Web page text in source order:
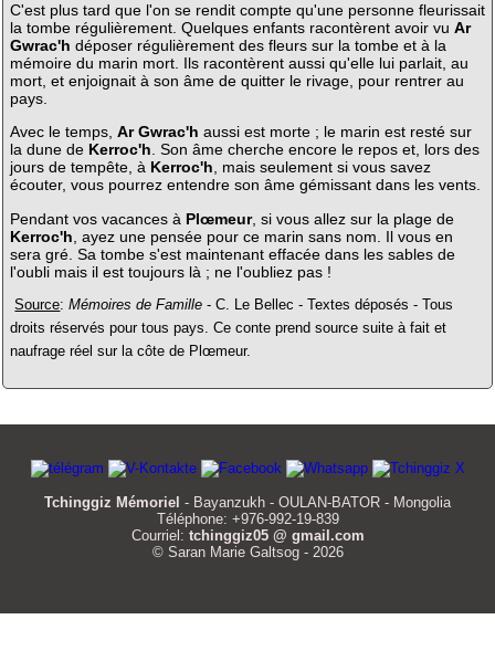
C'est plus tard que l'on se rendit compte qu'une personne fleurissait
la tombe régulièrement. Quelques enfants racontèrent avoir vu Ar
Gwrac'h déposer régulièrement des fleurs sur la tombe et à la
mémoire du marin mort. Ils racontèrent aussi qu'elle lui parlait, au
mort, et enjoignait à son âme de quitter le rivage, pour rentrer au
pays.
Avec le temps, Ar Gwrac'h aussi est morte ; le marin est resté sur
la dune de Kerroc'h. Son âme cherche encore le repos et, lors des
jours de tempête, à Kerroc'h, mais seulement si vous savez
écouter, vous pourrez entendre son âme gémissant dans les vents.
Pendant vos vacances à Plœmeur, si vous allez sur la plage de
Kerroc'h , ayez une pensée pour ce marin sans nom. Il vous en
sera gré. Sa tombe s'est maintenant effacée dans les sables de
l'oubli mais il est toujours là ; ne l'oubliez pas !
Source:Mémoires de Famille - C. Le Bellec - Textes déposés - Tous
droits réservés pour tous pays. Ce conte prend source suite à fait et
naufrage réel sur la côte de Plœmeur.
Tchinggiz Mémoriel - Bayanzukh - OULAN-BATOR - Mongolia
Téléphone: +976-992-19-839
Courriel: tchinggiz05 @ gmail.com
© Saran Marie Galtsog - 2026